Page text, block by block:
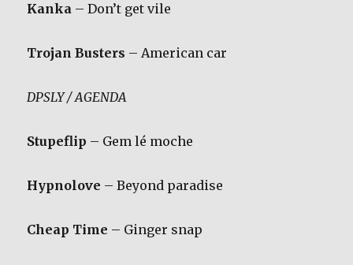
Kanka – Don’t get vile
Trojan Busters – American car
DPSLY / AGENDA
Stupeflip – Gem lé moche
Hypnolove – Beyond paradise
Cheap Time – Ginger snap